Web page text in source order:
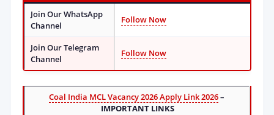
Join Our WhatsApp
Channel
Follow Now
Join Our Telegram
Channel
Follow Now
Coal India MCL Vacancy 2026 Apply Link 2026–
IMPORTANT LINKS